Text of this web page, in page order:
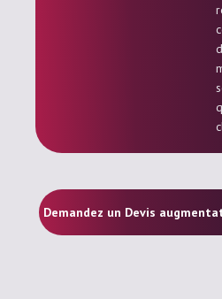
Demandez un Devis